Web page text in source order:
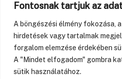
Fontosnak tartjuk az
A böngészési élmény fokozása,
hirdetések vagy tartalmak
forgalom elemzése érdekében
A "Mindet elfogadom" gombra
sütik használatához.